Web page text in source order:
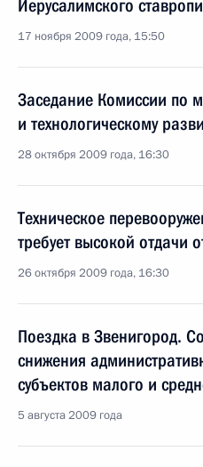
Иерусалимского
17 ноября 2009 года, 15:50
Заседание Комиссии по
и технологическому
28 октября 2009 года, 16:30
Техническое
требует высокой отдачи
26 октября 2009 года, 16:30
Поездка в Звенигород.
снижения
субъектов малого и
5 августа 2009 года